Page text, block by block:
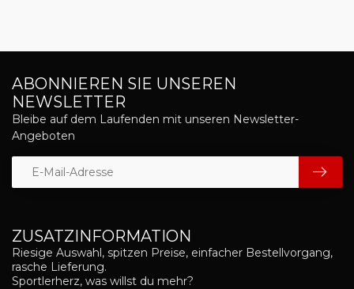
ZUSATZINFORMATION
Riesige Auswahl, spitzen Preise, einfacher Bestellvorgang,
rasche Lieferung.
Sportlerherz, was willst du mehr?
ABONNIEREN SIE UNSEREN
NEWSLETTER
Bleibe auf dem Laufenden mit unseren Newsletter-
Angeboten